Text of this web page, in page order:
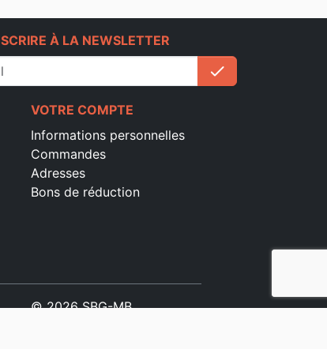
À LA NEWSLETTER
check
VOTRE COMPTE
Informations personnelles
Commandes
Adresses
Bons de réduction
© 2026 SBG-MB